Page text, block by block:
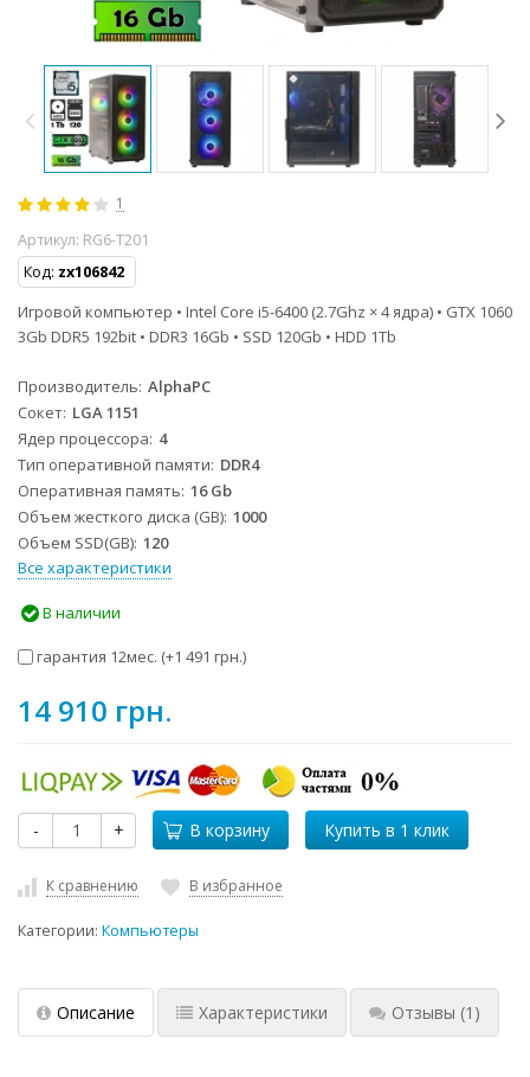
1
Артикул: RG6-T201
Код: zx106842
Игровой компьютер • Intel Core i5-6400 (2.7Ghz × 4 ядра) • GTX 1060
3Gb DDR5 192bit • DDR3 16Gb • SSD 120Gb • HDD 1Tb
Производитель AlphaPC
Сокет LGA 1151
Ядер процессора 4
Тип оперативной памяти DDR4
Оперативная память 16 Gb
Объем жесткого диска (GB) 1000
Объем SSD(GB) 120
Все характеристики
В наличии
гарантия 12мес. (+1 491 грн.)
14 910 грн.
- + В корзину
К сравнению В избранное
Категории: Компьютеры
Описание Характеристики Отзывы (1)